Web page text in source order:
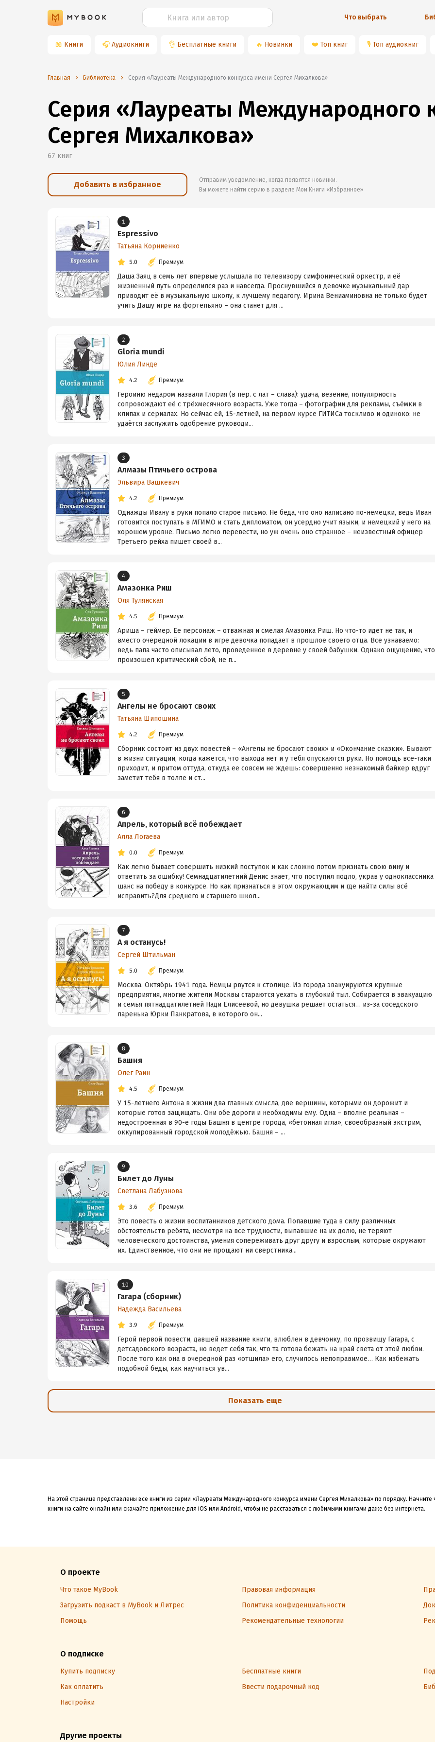
Что выбрать
📖 Книги 🎧 Аудиокниги 👌 Бесплатные книги 🔥 Новинки ❤️ Топ книг 🎙 Топ аудиокниг
Главная Библиотека Серия «Лауреаты Международного конкурса имени Сергея Михалкова»
Серия «Лауреаты Международного
Сергея Михалкова»
67 книг
Добавить в избранное
Отправим уведомление, когда появятся новинки.
Вы можете найти серию в разделе Мои Книги «Избранное»
1
Espressivo
Татьяна Корниенко
5.0 Премиум
Даша Заяц в семь лет впервые услышала по телевизору симфонический оркестр, и её
жизненный путь определился раз и навсегда. Проснувшийся в девочке музыкальный дар
приводит её в музыкальную школу, к лучшему педагогу. Ирина Вениаминовна не только будет
учить Дашу игре на фортепьяно – она станет для ...
2
Gloria mundi
Юлия Линде
4.2 Премиум
Героиню недаром назвали Глория (в пер. с лат – слава): удача, везение, популярность
сопровождают её с трёхмесячного возраста. Уже тогда – фотографии для рекламы, съёмки в
клипах и сериалах. Но сейчас ей, 15-летней, на первом курсе ГИТИСа тоскливо и одиноко: не
удаётся заслужить одобрение руководи...
3
Алмазы Птичьего острова
Эльвира Вашкевич
4.2 Премиум
Однажды Ивану в руки попало старое письмо. Не беда, что оно написано по-немецки, ведь Иван
готовится поступать в МГИМО и стать дипломатом, он усердно учит языки, и немецкий у него на
хорошем уровне. Письмо легко перевести, но уж очень оно странное – неизвестный офицер
Третьего рейха пишет своей в...
4
Амазонка Риш
Оля Тулянская
4.5 Премиум
Ариша – геймер. Ее персонаж – отважная и смелая Амазонка Риш. Но что-то идет не так, и
вместо очередной локации в игре девочка попадает в прошлое своего отца. Все узнаваемо:
ведь папа часто описывал лето, проведенное в деревне у своей бабушки. Однако ощущение, что
произошел критический сбой, не п...
5
Ангелы не бросают своих
Татьяна Шипошина
4.2 Премиум
Сборник состоит из двух повестей – «Ангелы не бросают своих» и «Окончание сказки». Бывают
в жизни ситуации, когда кажется, что выхода нет и у тебя опускаются руки. Но помощь все-таки
приходит, и притом оттуда, откуда ее совсем не ждешь: совершенно незнакомый байкер вдруг
заметит тебя в толпе и ст...
6
Апрель, который всё побеждает
Алла Логаева
0.0 Премиум
Как легко бывает совершить низкий поступок и как сложно потом признать свою вину и
ответить за ошибку! Семнадцатилетний Денис знает, что поступил подло, украв у одноклассника
шанс на победу в конкурсе. Но как признаться в этом окружающим и где найти силы всё
исправить?Для среднего и старшего школ...
7
А я останусь!
Сергей Штильман
5.0 Премиум
Москва. Октябрь 1941 года. Немцы рвутся к столице. Из города эвакуируются крупные
предприятия, многие жители Москвы стараются уехать в глубокий тыл. Собирается в эвакуацию
и семья пятнадцатилетней Нади Елисеевой, но девушка решает остаться… из-за соседского
паренька Юрки Панкратова, в которого он...
8
Башня
Олег Раин
4.5 Премиум
У 15-летнего Антона в жизни два главных смысла, две вершины, которыми он дорожит и
которые готов защищать. Они обе дороги и необходимы ему. Одна – вполне реальная –
недостроенная в 90-е годы Башня в центре города, «бетонная игла», своеобразный экстрим,
оккупированный городской молодёжью. Башня – ...
9
Билет до Луны
Светлана Лабузнова
3.6 Премиум
Это повесть о жизни воспитанников детского дома. Попавшие туда в силу различных
обстоятельств ребята, несмотря на все трудности, выпавшие на их долю, не теряют
человеческого достоинства, умения сопереживать друг другу и взрослым, которые окружают
их. Единственное, что они не прощают ни сверстника...
10
Гагара (сборник)
Надежда Васильева
3.9 Премиум
Герой первой повести, давшей название книги, влюблен в девчонку, по прозвищу Гагара, с
детсадовского возраста, но ведет себя так, что та готова бежать на край света от этой любви.
После того как она в очередной раз «отшила» его, случилось непоправимое… Как избежать
подобной беды, как научиться ув...
Показать еще
На этой странице представлены все книги из серии «Лауреаты Международного конкурса имени Сергея Михалкова» по порядку. Начните
книги на сайте онлайн или скачайте приложение для iOS или Android, чтобы не расставаться с любимыми книгами даже без интернета.
О проекте
Что такое MyBook Правовая информация
Загрузить подкаст в MyBook и Литрес
Политика конфиденциальности
Помощь
Рекомендательные технологии
О подписке
Купить подписку Бесплатные книги
Как оплатить
Ввести подарочный код
Настройки
Другие проекты